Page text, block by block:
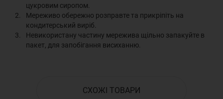
цукровим сиропом.
Мереживо обережно розправте та прикріпіть на
кондитерський виріб.
Невикористану частину мережива щільно запакуйте в
пакет, для запобігання висиханню.
СХОЖІ ТОВАРИ